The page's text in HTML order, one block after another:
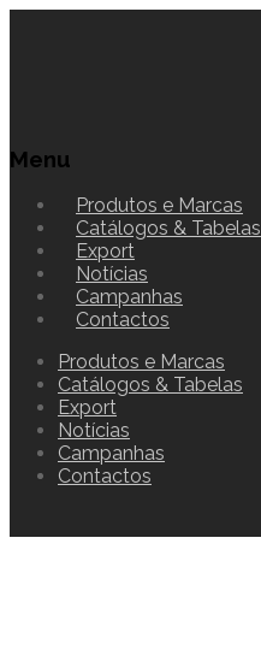
Menu
Produtos e Marcas
Catálogos & Tabelas
Export
Notícias
Campanhas
Contactos
Produtos e Marcas
Catálogos & Tabelas
Export
Notícias
Campanhas
Contactos